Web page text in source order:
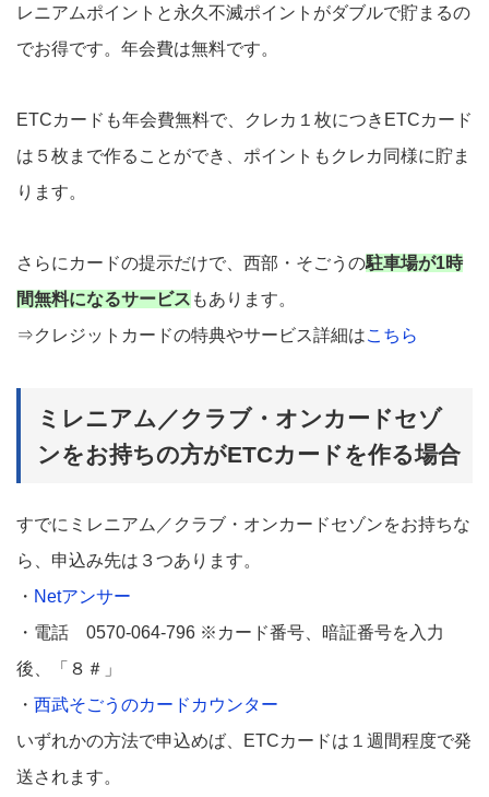
レニアムポイントと永久不滅ポイントがダブルで貯まるの
でお得です。年会費は無料です。
ETCカードも年会費無料で、クレカ１枚につきETCカード
は５枚まで作ることができ、ポイントもクレカ同様に貯ま
ります。
さらにカードの提示だけで、西部・そごうの駐車場が1時
間無料になるサービス もあります。
⇒クレジットカードの特典やサービス詳細はこちら
ミレニアム／クラブ・オンカードセゾ
ンをお持ちの方がETCカードを作る場合
すでにミレニアム／クラブ・オンカードセゾンをお持ちな
ら、申込み先は３つあります。
・ Netアンサー
・電話 0570-064-796 ※カード番号、暗証番号を入力
後、「８＃」
・ 西武そごうのカードカウンター
いずれかの方法で申込めば、ETCカードは１週間程度で発
送されます。